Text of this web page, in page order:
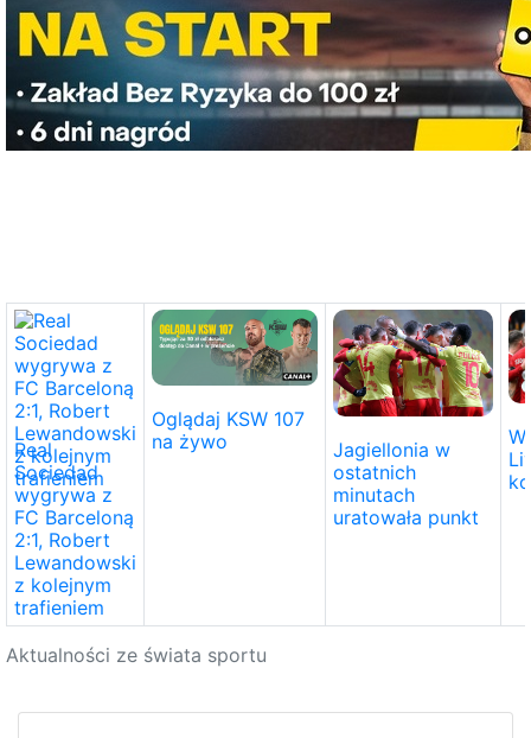
Aktualności ze świata sportu
Real
Sociedad
wygrywa z
FC Barceloną
2:1, Robert
Lewandowski
z kolejnym
trafieniem
Oglądaj KSW 107
na żywo
Jagiellonia w
ostatnich
minutach
uratowała punkt